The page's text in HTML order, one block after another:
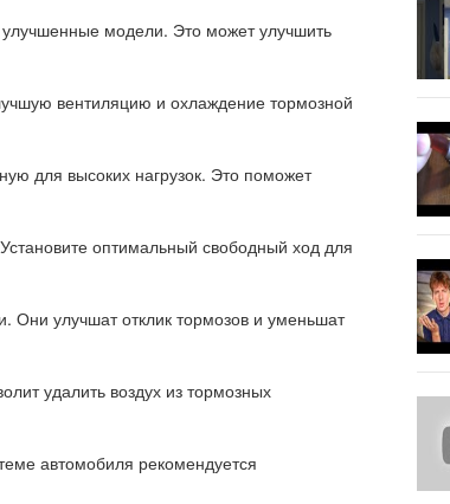
модели. Это может улучшить
вентиляцию и охлаждение тормозной
для высоких нагрузок. Это поможет
оптимальный свободный ход для
Они улучшат отклик тормозов и уменьшат
удалить воздух из тормозных
автомобиля рекомендуется